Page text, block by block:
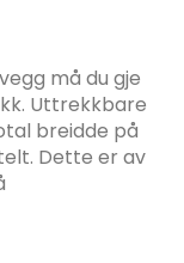
må du gje
Uttrekkbare
breidde på
Dette er av